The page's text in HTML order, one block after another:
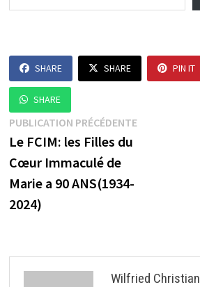
SHARE SHARE PIN IT
SHARE
Navigation
de
l’article
PUBLICATION PRÉCÉDENTEPublication
Le FCIM: les Filles du
Cœur Immaculé de
Marie a 90 ANS(1934-
2024)
Wilfried Christian